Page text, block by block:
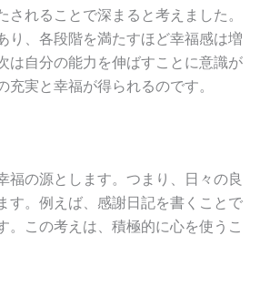
れることで深まると考えました。
り、各段階を満たすほど幸福感は増
は自分の能力を伸ばすことに意識が
実と幸福が得られるのです。
福の源とします。つまり、日々の良
す。例えば、感謝日記を書くことで
この考えは、積極的に心を使うこ